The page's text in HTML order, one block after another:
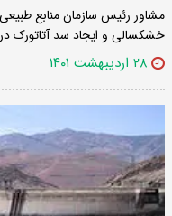
مشاور رئیس سازمان منابع طبیعی
خشکسالی و ایجاد سد آتاتورک
۲۸ اردیبهشت ۱۴۰۱